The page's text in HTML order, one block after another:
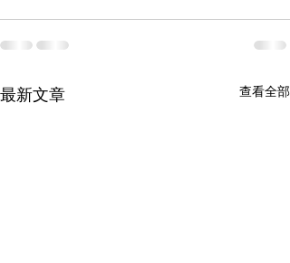
最新文章 查看全部